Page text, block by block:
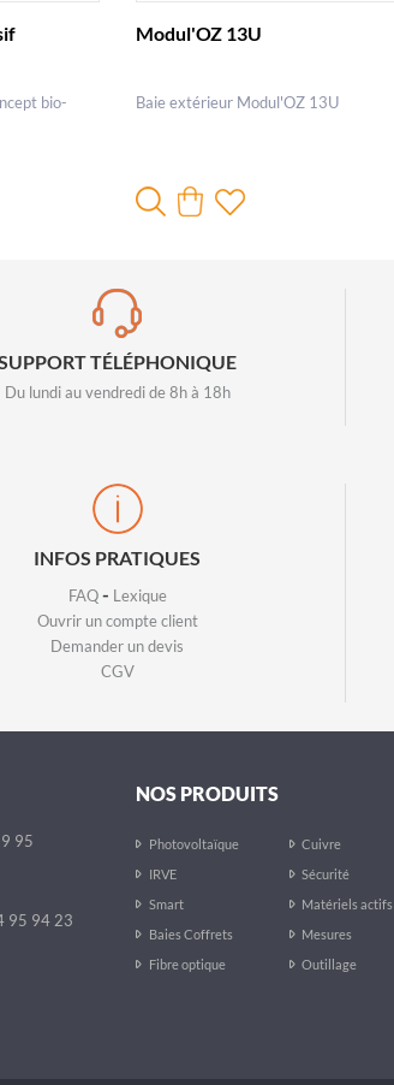
bio-
Modul'OZ 13U
Baie extérieur Modul'OZ 13U
TÉLÉPHONIQUE
Du lundi au vendredi de 8h à 18h
INFOS PRATIQUES
FAQ- Lexique
Ouvrir un compte client
Demander un devis
CGV
95
95 94 23
NOS PRODUITS
Photovoltaïque
IRVE
Smart
Baies Coffrets
Fibre optique
Cuivre
Sécurité
Matériels actifs
Mesures
Outillage